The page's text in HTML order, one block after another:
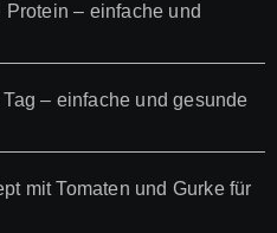
– einfache und
– einfache und gesunde
mit Tomaten und Gurke für